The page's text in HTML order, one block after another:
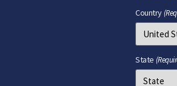
Country
State